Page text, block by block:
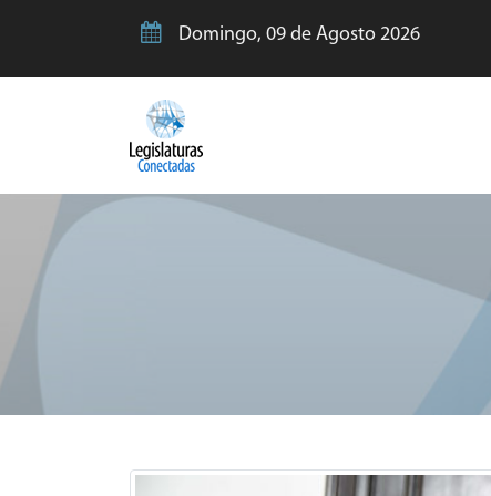
Domingo, 09 de Agosto 2026